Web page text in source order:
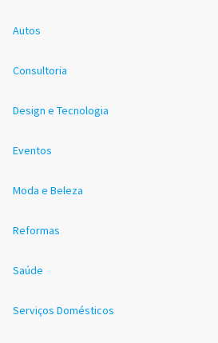
Autos
Consultoria
Design e Tecnologia
Eventos
Moda e Beleza
Reformas
Saúde
Serviços Domésticos